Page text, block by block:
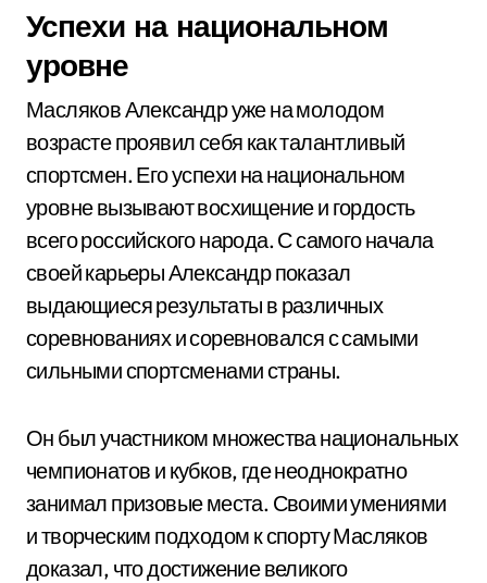
Успехи на национальном
уровне
Масляков Александр уже на молодом
возрасте проявил себя как талантливый
спортсмен. Его успехи на национальном
уровне вызывают восхищение и гордость
всего российского народа. С самого начала
своей карьеры Александр показал
выдающиеся результаты в различных
соревнованиях и соревновался с самыми
сильными спортсменами страны.
Он был участником множества национальных
чемпионатов и кубков, где неоднократно
занимал призовые места. Своими умениями
и творческим подходом к спорту Масляков
доказал, что достижение великого